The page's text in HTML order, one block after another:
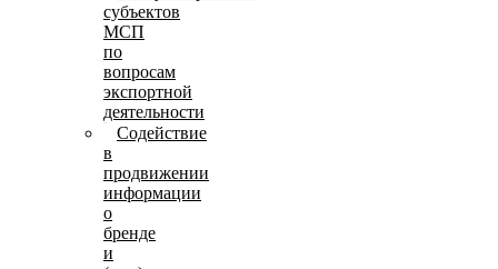
субъектов
МСП
по
вопросам
экспортной
деятельности
Содействие
в
продвижении
информации
о
бренде
и